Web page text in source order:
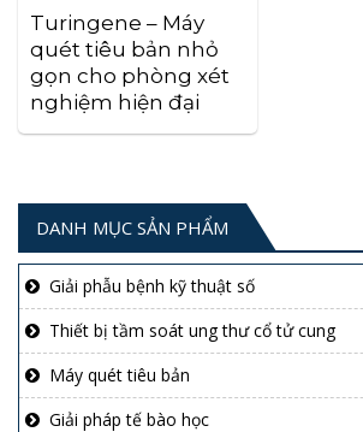
Turingene – Máy
quét tiêu bản nhỏ
gọn cho phòng xét
nghiệm hiện đại
DANH MỤC SẢN PHẨM
Giải phẫu bệnh kỹ thuật số
Thiết bị tầm soát ung thư cổ tử cung
Máy quét tiêu bản
Giải pháp tế bào học